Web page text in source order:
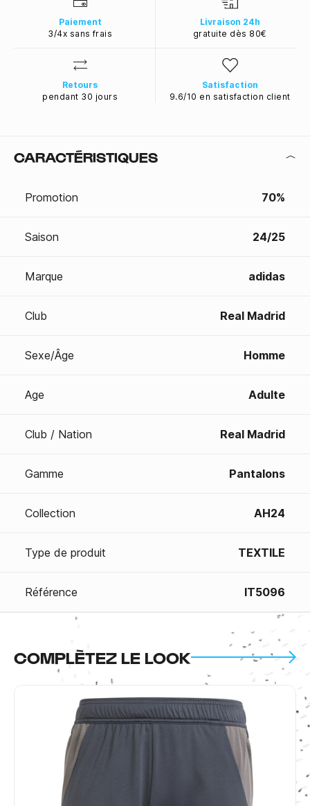
Paiement
3/4x sans frais
Livraison 24h
gratuite dès 80€
Retours
pendant 30 jours
Satisfaction
9.6/10 en satisfaction client
CARACTÉRISTIQUES
Promotion 70%
Saison 24/25
Marque adidas
Club Real Madrid
Sexe/Âge Homme
Age Adulte
Club / Nation Real Madrid
Gamme Pantalons
Collection AH24
Type de produit TEXTILE
Référence IT5096
COMPLÈTEZ LE LOOK